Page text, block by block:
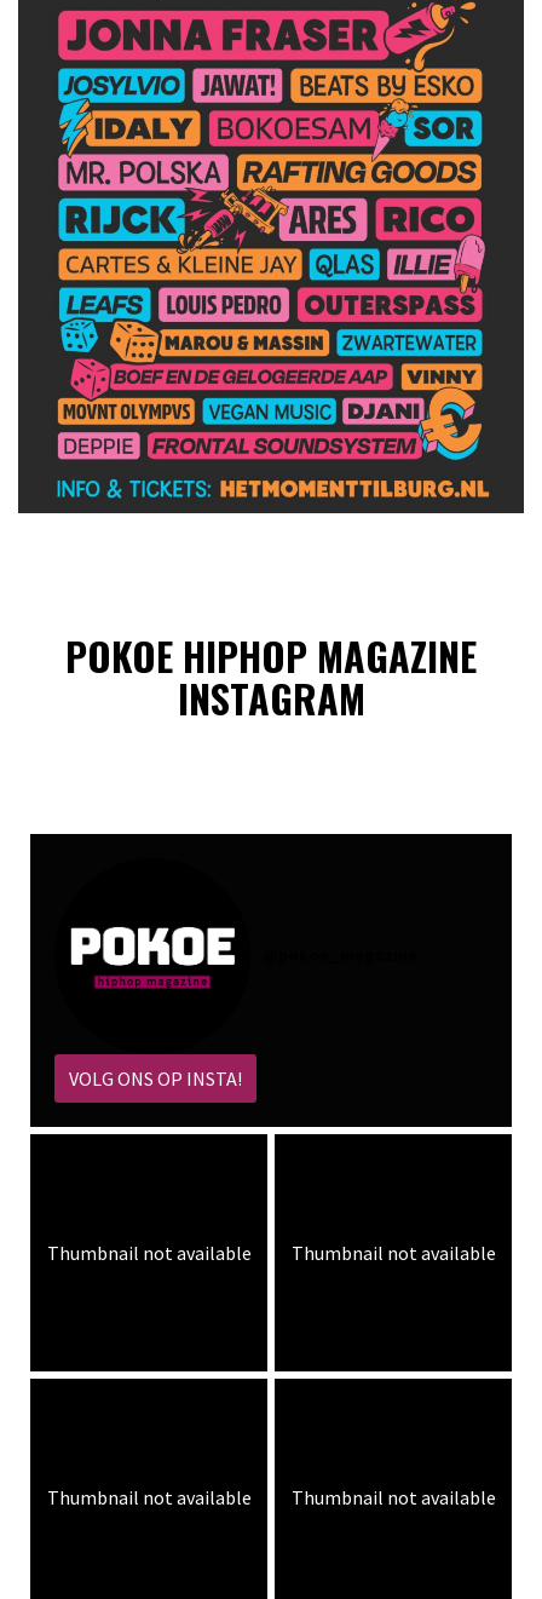
POKOE HIPHOP MAGAZINE
INSTAGRAM
VOLG ONS OP INSTA!
Thumbnail not available Thumbnail not available
Thumbnail not available Thumbnail not available